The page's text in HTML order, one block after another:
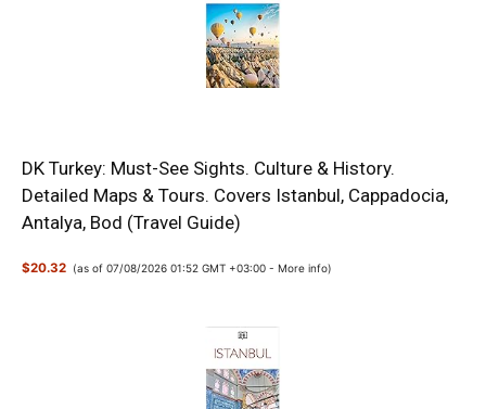
DK Turkey: Must-See Sights. Culture & History.
Detailed Maps & Tours. Covers Istanbul, Cappadocia,
Antalya, Bod (Travel Guide)
$20.32 (as of 07/08/2026 01:52 GMT +03:00 -More info)